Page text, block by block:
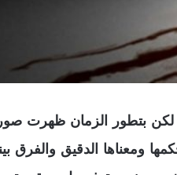
لكن بتطور الزمان ظهرت
الدقيق والفرق